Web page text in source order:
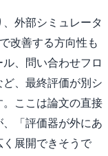
外部シミュレータ
改善する方向性も
、問い合わせフロ
、最終評価が別シ
ここは論文の直接
「評価器が外にあ
く展開できそうで